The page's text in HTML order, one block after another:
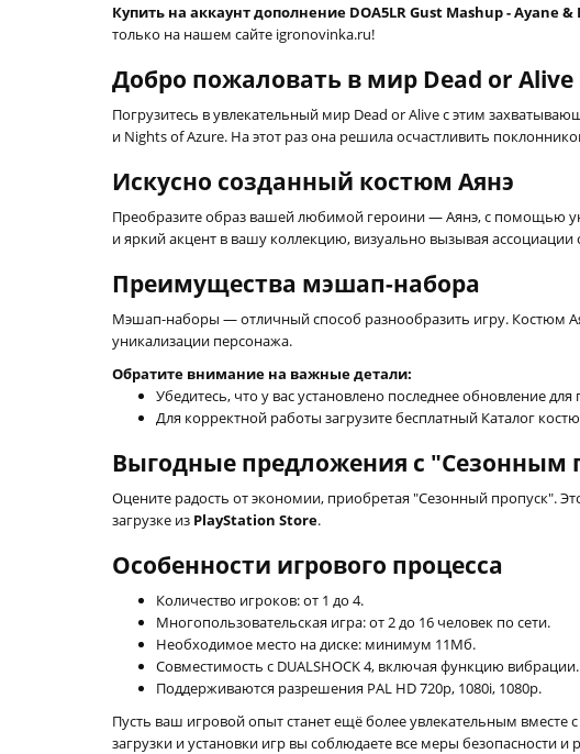
Купить на аккаунт дополнение DOA5LR Gust Mashup - Ayane &
только на нашем сайте igronovinka.ru!
Добро пожаловать в мир Dead or
Погрузитесь в увлекательный мир Dead or Alive с этим
и Nights of Azure. На этот раз она решила осчастливить
Искусно созданный костюм Аянэ
Преобразите образ вашей любимой героини — Аянэ, с помощью
и яркий акцент в вашу коллекцию, визуально вызывая
Преимущества мэшап-набора
Мэшап-наборы — отличный способ разнообразить игру. Костюм
уникализации персонажа.
Обратите внимание на важные детали:
Убедитесь, что у вас установлено последнее обновление
Для корректной работы загрузите бесплатный Каталог
Выгодные предложения с "Сезонным
Оцените радость от экономии, приобретая "Сезонный пропуск".
загрузке из PlayStation Store.
Особенности игрового процесса
Количество игроков: от 1 до 4.
Многопользовательская игра: от 2 до 16 человек по сети.
Необходимое место на диске: минимум 11Мб.
Совместимость с DUALSHOCK 4, включая функцию вибрации.
Поддерживаются разрешения PAL HD 720p, 1080i, 1080p.
Пусть ваш игровой опыт станет ещё более увлекательным вместе
загрузки и установки игр вы соблюдаете все меры безопасности